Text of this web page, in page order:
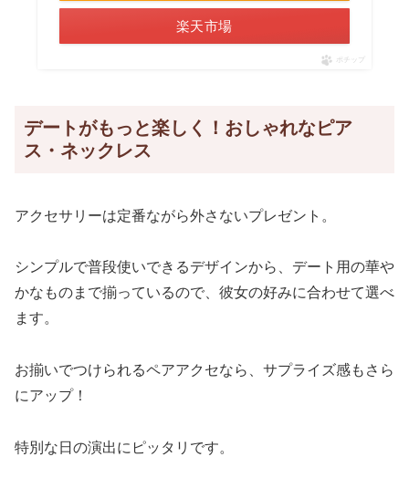
楽天市場
ポチップ
デートがもっと楽しく！おしゃれなピア
ス・ネックレス
アクセサリーは定番ながら外さないプレゼント。
シンプルで普段使いできるデザインから、デート用の華や
かなものまで揃っているので、彼女の好みに合わせて選べ
ます。
お揃いでつけられるペアアクセなら、サプライズ感もさら
にアップ！
特別な日の演出にピッタリです。